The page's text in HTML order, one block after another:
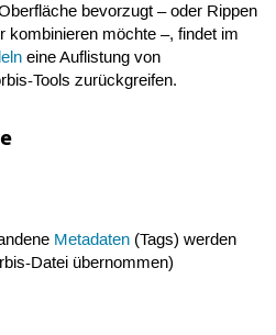
bevorzugt – oder Rippen
kombinieren möchte –, findet im
eine Auflistung von
Tools zurückgreifen.
Metadaten (Tags) werden
Datei übernommen)